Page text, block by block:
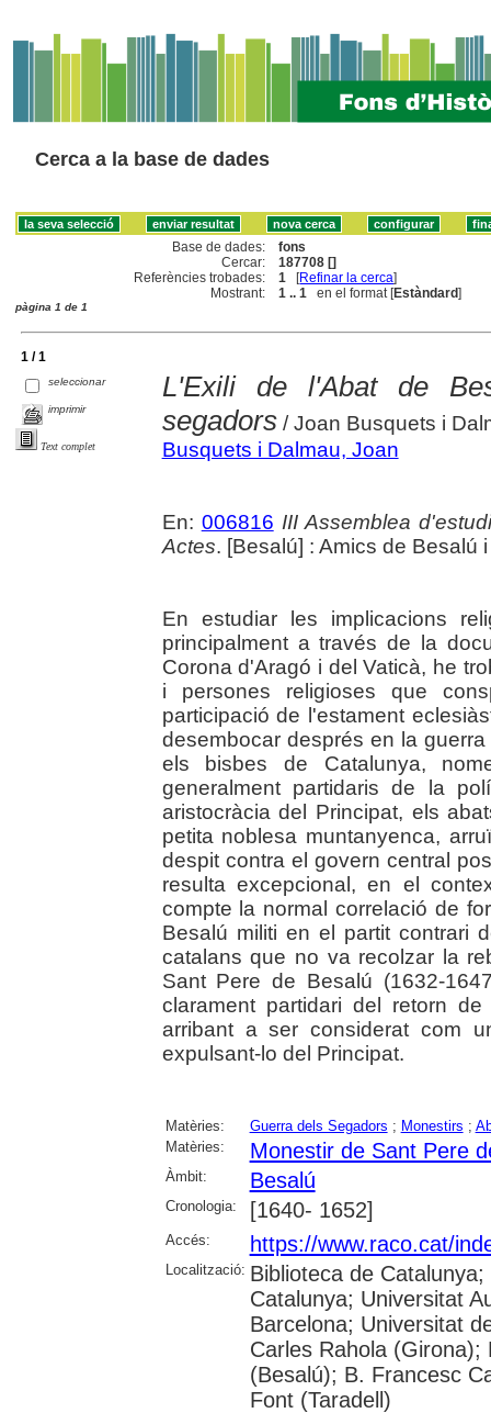
Cerca a la base de dades
Base de dades:
fons
Cercar:
187708 []
Referències trobades:
1 [Refinar la cerca]
Mostrant:
1 .. 1 en el format [Estàndard]
pàgina 1 de 1
1 / 1
seleccionar
imprimir
Text complet
L'Exili de l'Abat de
segadors/ Joan Busquets i
Busquets i Dalmau, Joan
En: 006816 III Assemblea
Actes. [Besalú] : Amics de Besalú
En estudiar les implicacions
principalment a través de la
Corona d'Aragó i del Vaticà, he
i persones religioses que
participació de l'estament
desembocar després en la
els bisbes de Catalunya,
generalment partidaris de la
aristocràcia del Principat, els
petita noblesa muntanyenca,
despit contra el govern central
resulta excepcional, en el
compte la normal correlació de
Besalú militi en el partit contrari
catalans que no va recolzar la
Sant Pere de Besalú (1632-
clarament partidari del retorn
arribant a ser considerat com
expulsant-lo del Principat.
Matèries: Guerra dels Segadors ; Monestirs ;
Matèries:
Monestir de Sant Pere
Àmbit: Besalú
Cronologia: [1640- 1652]
Accés: https://www.raco.cat/
Localització: Biblioteca de
Catalunya; Universitat
Barcelona; Universitat
Carles Rahola
(Besalú); B. Francesc
Font (Taradell)